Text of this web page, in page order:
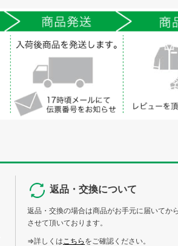
返品・交換について
返品・交換の場合は商品がお手元に届いてか
させて頂いております。
⇒詳しくはこちら をご確認ください。